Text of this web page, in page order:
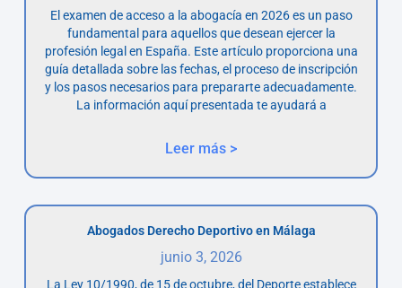
El examen de acceso a la abogacía en 2026 es un paso
fundamental para aquellos que desean ejercer la
profesión legal en España. Este artículo proporciona una
guía detallada sobre las fechas, el proceso de inscripción
y los pasos necesarios para prepararte adecuadamente.
La información aquí presentada te ayudará a
Leer más >
Abogados Derecho Deportivo en Málaga
junio 3, 2026
La Ley 10/1990, de 15 de octubre, del Deporte establece